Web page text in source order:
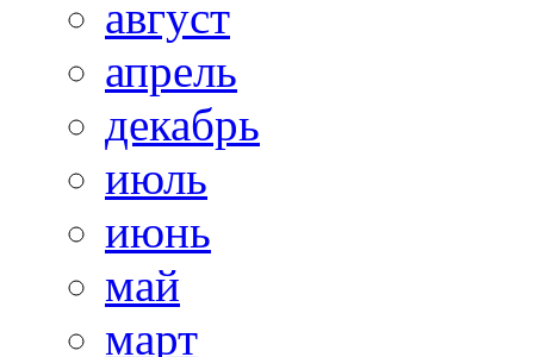
август
апрель
декабрь
июль
июнь
май
март